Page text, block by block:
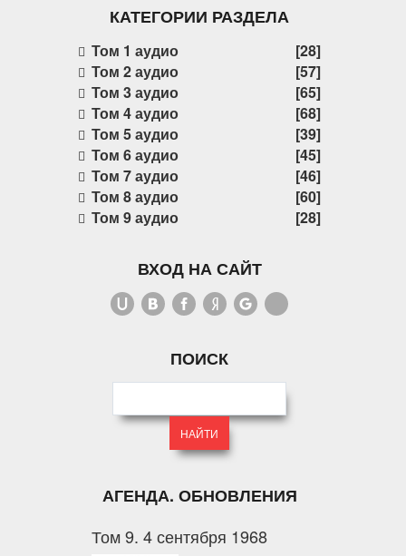
КАТЕГОРИИ РАЗДЕЛА
Том 1 аудио
[28]
Том 2 аудио
[57]
Том 3 аудио
[65]
Том 4 аудио
[68]
Том 5 аудио
[39]
Том 6 аудио
[45]
Том 7 аудио
[46]
Том 8 аудио
[60]
Том 9 аудио
[28]
ВХОД НА САЙТ
ПОИСК
АГЕНДА. ОБНОВЛЕНИЯ
Том 9. 4 сентября 1968